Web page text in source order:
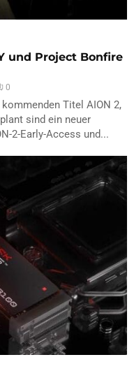
und Project Bonfire
0
Titel AION 2,
sind ein neuer
2-Early-Access und...